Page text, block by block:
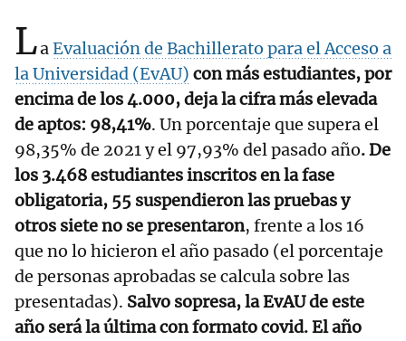
LaEvaluación de Bachillerato para el Acceso a
la Universidad (EvAU) con más estudiantes, por
encima de los 4.000, deja la cifra más elevada
de aptos: 98,41%. Un porcentaje que supera el
98,35% de 2021 y el 97,93% del pasado año. De
los 3.468 estudiantes inscritos en la fase
obligatoria, 55 suspendieron las pruebas y
otros siete no se presentaron, frente a los 16
que no lo hicieron el año pasado (el porcentaje
de personas aprobadas se calcula sobre las
presentadas). Salvo sopresa, la EvAU de este
año será la última con formato covid. El año